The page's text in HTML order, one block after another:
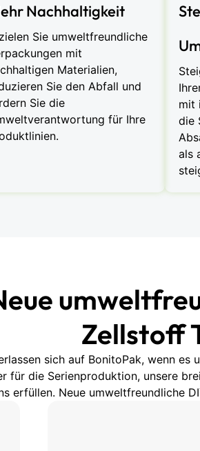
Nachhaltigkeit
Sie umweltfreundliche
mit
Materialien,
Sie den Abfall und
Sie die
für Ihre
mit
die
als
Zellstoff
sich auf BonitoPak, wenn
für die Serienproduktion, unsere
erfüllen. Neue umweltfreundliche